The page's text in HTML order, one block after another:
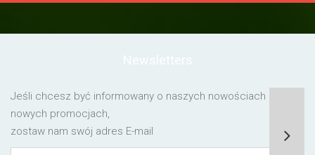
Jeśli chcesz być informowany o naszych nowościach lub o
nowych promocjach,
zostaw nam swój adres E-mail